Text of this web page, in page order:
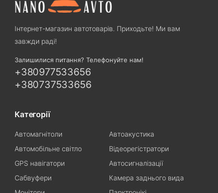
Інтернет-магазин автотоварів. Приходьте! Ми вам
завжди раді!
Залишилися питання? Телефонуйте нам!
+380977533656
+380737533656
Категорії
Автомагнітоли
Автоакустика
Автомобільне світло
Відеорегістратори
GPS навігатори
Автосигналізації
Сабвуфери
Камера заднього вида